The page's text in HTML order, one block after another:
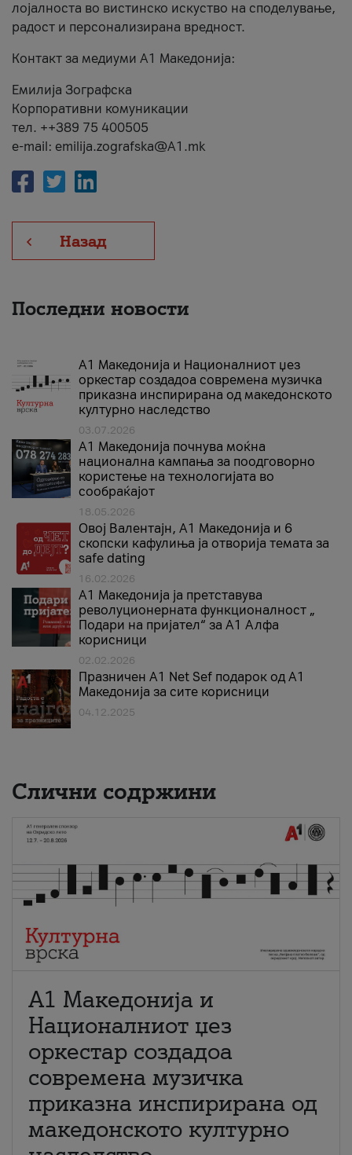
лојалноста во вистинско искуство на споделување,
радост и персонализирана вредност.
Контакт за медиуми А1 Македонија:
Емилија Зографска
Корпоративни комуникации
тел. ++389 75 400505
e-mail: emilija.zografska@A1.mk
Назад
Последни новости
А1 Македонија и Националниот џез
оркестар создадоа современа музичка
приказна инспирирана од македонското
културно наследство
03.07.2026
A1 Македонија почнува моќна
национална кампања за поодговорно
користење на технологијата во
сообраќајот
18.05.2026
Овој Валентајн, A1 Македонија и 6
скопски кафулиња ја отворија темата за
safe dating
16.02.2026
А1 Македонија ја претставува
револуционерната функционалност „
Подари на пријател“ за А1 Алфа
корисници
02.02.2026
Празничен A1 Net Sеf подарок од А1
Македонија за сите корисници
04.12.2025
Слични содржини
А1 Македонија и
Националниот џез
оркестар создадоа
современа музичка
приказна инспирирана од
македонското културно